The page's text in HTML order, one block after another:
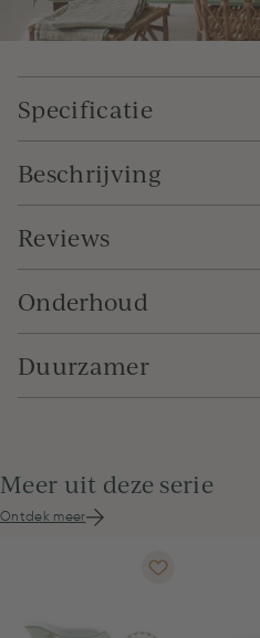
Specificatie
Beschrijving
Reviews
Onderhoud
Duurzamer
Meer uit deze serie
Ontdek meer